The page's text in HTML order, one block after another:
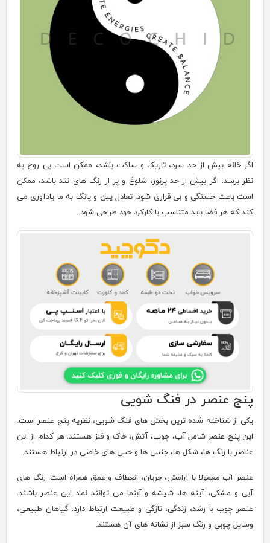
اگر خانه بیش از حد سرد، تاریک و ساکت باشد، ممکن است بی روح به
نظر برسد. اگر بیش از حد پرنور، شلوغ و پر از رنگ های تند باشد، ممکن
است باعث خستگی و بی قراری شود. تعادل یین و یانگ به ما یادآوری می
کند که هر فضا باید متناسب با کارکرد خود طراحی شود.
پنج عنصر در فنگ شویی
یکی از شناخته شده ترین بخش های فنگ شویی، نظریه پنج عنصر است.
این پنج عنصر شامل آب، چوب، آتش، خاک و فلز هستند. هر کدام از این
عناصر با رنگ ها، شکل ها، جنس ها و حس های خاصی در ارتباط هستند.
عنصر آب معمولا با آرامش، جریان، انعطاف و عمق همراه است. رنگ های
آبی و مشکی، آینه ها، شیشه و آبنما می توانند نماد این عنصر باشند.
عنصر چوب با رشد، زندگی، تازگی و طبیعت ارتباط دارد. گیاهان طبیعی،
وسایل چوبی و رنگ سبز از نشانه های آن هستند.